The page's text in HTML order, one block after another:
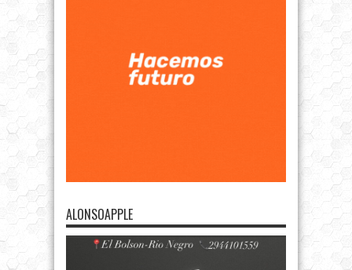
ALONSOAPPLE